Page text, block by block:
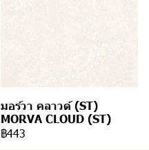
มอร์วา คลาวด์ (ST)
MORVA CLOUD (ST)
฿443